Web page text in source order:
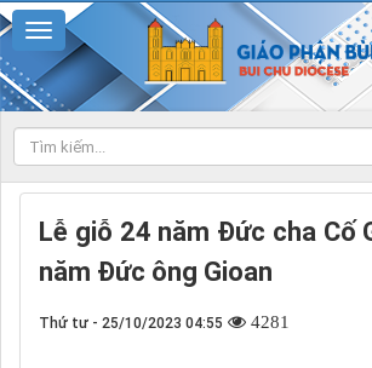
Lễ giỗ 24 năm Đức cha Cố
năm Đức ông Gioan
Thứ tư - 25/10/2023 04:55 4281